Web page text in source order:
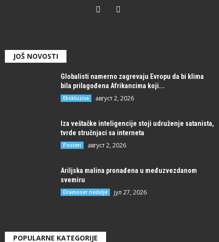
JOŠ NOVOSTI
Globalisti namerno zagrevaju Evropu da bi klima
bila prilagođena Afrikancima koji...
Ekskluziva август 2, 2026
Iza veštačke inteligencije stoji udruženje satanista,
tvrde stručnjaci sa interneta
Posteri август 2, 2026
Ariljska malina pronađena u međuzvezdanom
svemiru
Dramoser nedelje јул 27, 2026
POPULARNE KATEGORIJE